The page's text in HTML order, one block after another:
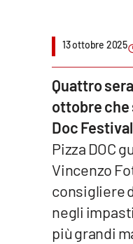
Parchi Marini Calabria
Leggendo Alvaro insieme
Imprese Di Calabria
Venti di comunicazione
Streaming
13 ottobre 2025
Quattro
ottobre che
Doc
Pizza DOC
Vincenzo
consigliere
negli
più grandi